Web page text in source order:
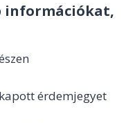
információkat,
érdemjegyet